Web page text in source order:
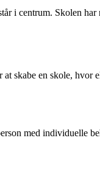
i centrum. Skolen
skabe en skole,
med